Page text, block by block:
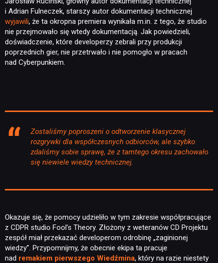
i Adrian Fulneczek, starszy autor dokumentacji technicznej
wyjawili, że ta okropna premiera wynikała m.in. z tego, że studio
nie przejmowało się wtedy dokumentacją. Jak powiedzieli,
doświadczenie, które developerzy zebrali przy produkcji
poprzednich gier, nie przetrwało i nie pomogło w pracach
nad Cyberpunkiem.
Zostaliśmy poproszeni o odtworzenie klasycznej
rozgrywki dla współczesnych odbiorców, ale szybko
zdaliśmy sobie sprawę, że z tamtego okresu zachowało
się niewiele wiedzy technicznej.
Okazuje się, że pomocy udzieliło w tym zakresie współpracujące
z CDPR studio Fool’s Theory. Złożony z weteranów CD Projektu
zespół miał przekazać developerom odrobinę „zaginionej
wiedzy”. Przypomnijmy, że obecnie ekipa ta pracuje
nad remakiem pierwszego Wiedźmina, który na razie niestety